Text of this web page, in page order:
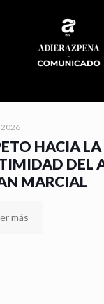
2026
HACIA LA
DEL
MARCIAL
más